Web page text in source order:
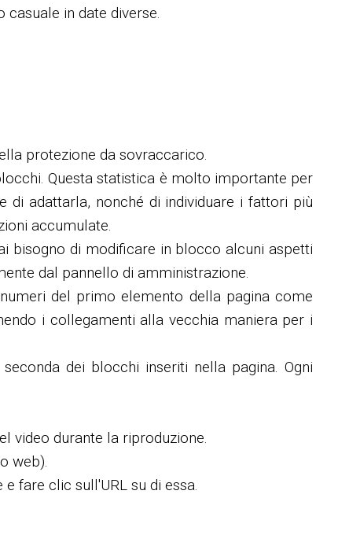
in date diverse.
protezione da sovraccarico.
Questa statistica è molto importante per
di adattarla, nonché di individuare i fattori più
accumulate.
bisogno di modificare in blocco alcuni aspetti
dal pannello di amministrazione.
del primo elemento della pagina come
i collegamenti alla vecchia maniera per i
dei blocchi inseriti nella pagina. Ogni
video durante la riproduzione.
web).
fare clic sull'URL su di essa.